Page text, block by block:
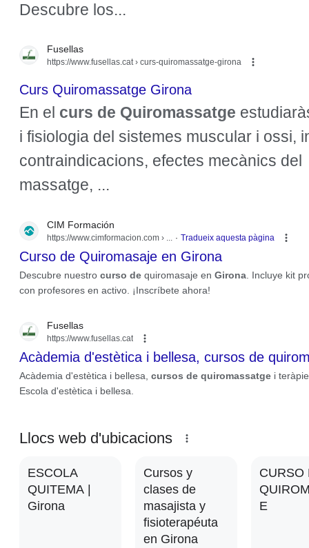
Descubre los...
Resultats de la cerca
Curs Quiromassatge Girona
Fusellas
https://www.fusellas.cat› curs-quiromassatge-girona
En el curs de Quiromassatge
i fisiologia del sistemes muscular i ossi,
contraindicacions, efectes mecànics del
massatge, ...
Curso de Quiromasaje en Girona
CIM Formación
https://www.cimformacion.com › ... Tradueix aquesta pàgina
Descubre nuestro curso de quiromasaje en Girona . Incluye kit
con profesores en activo. ¡Inscríbete ahora!
Acàdemia d'estètica i bellesa, cursos de
Fusellas
https://www.fusellas.cat
Acàdemia d'estètica i bellesa, cursos de quiromassatge i
Escola d'estètica i bellesa.
Llocs web d'ubicacions
ESCOLA
QUITEMA |
Girona
Cursos y
clases de
masajista y
fisioterapéuta
en Girona
CURSO
E